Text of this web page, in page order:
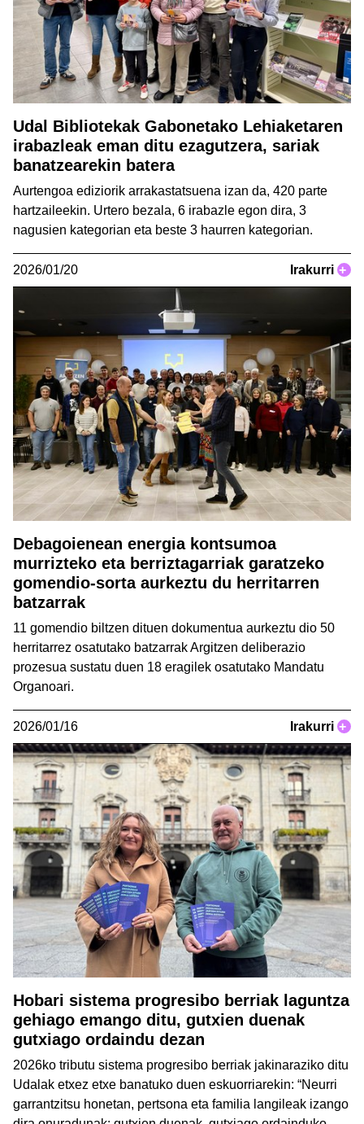
Udal Bibliotekak Gabonetako Lehiaketaren
irabazleak eman ditu ezagutzera, sariak
banatzearekin batera
Aurtengoa ediziorik arrakastatsuena izan da, 420 parte
hartzaileekin. Urtero bezala, 6 irabazle egon dira, 3
nagusien kategorian eta beste 3 haurren kategorian.
2026/01/20 Irakurri +
Debagoienean energia kontsumoa
murrizteko eta berriztagarriak garatzeko
gomendio-sorta aurkeztu du herritarren
batzarrak
11 gomendio biltzen dituen dokumentua aurkeztu dio 50
herritarrez osatutako batzarrak Argitzen deliberazio
prozesua sustatu duen 18 eragilek osatutako Mandatu
Organoari.
2026/01/16 Irakurri +
Hobari sistema progresibo berriak laguntza
gehiago emango ditu, gutxien duenak
gutxiago ordaindu dezan
2026ko tributu sistema progresibo berriak jakinaraziko ditu
Udalak etxez etxe banatuko duen eskuorriarekin: “Neurri
garrantzitsu honetan, pertsona eta familia langileak izango